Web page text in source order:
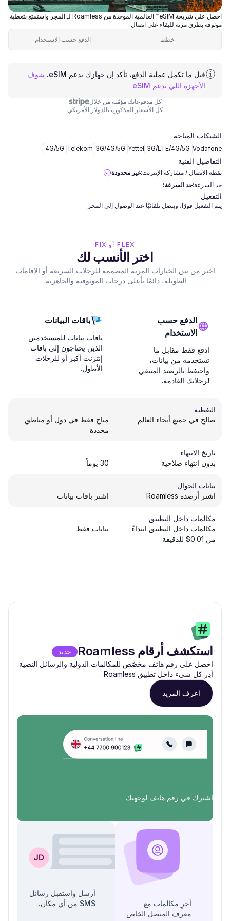
احصل على شريحة eSIM™ العالمية الموحدة من Roamless لـ المجر واستمتع بتغطية
موثوقة بطرق مرنة للبقاء على اتصال.
خطط
الدفع حسب الاستخدام
قبل ما تكمل عملية الدفع، تأكد إن جهازك يدعم eSIM.
شوف
الأجهزة اللي تدعم eSIM
كل مدفوعاتك مؤمّنة من خلال
كل الأسعار المذكورة بالدولار الأمريكي
الشبكات المتاحة
Vodafone
3G/LTE/4G/5G
Yettel
3G/4G/5G
Telekom
4G/5G
التفاصيل الفنية
نقطة الاتصال / مشاركة الإنترنت:غير محدودة
حد السرعة:حد السرعة:
التفعيل
يتم التفعيل فورًا، ويتصل تلقائيًا عند الوصول إلى المجر
FLEX أو FIX
اختر الأنسب لك
اختر من بين الخيارات المرنة المصممة للرحلات السريعة أو الإقامات
الطويلة، دائمًا بأعلى درجات الموثوقية والجاهزية.
الدفع حسب
الاستخدام
ادفع فقط مقابل ما
تستخدمه من بيانات،
واحتفظ بالرصيد المتبقي
لرحلاتك القادمة.
باقات البيانات
باقات بيانات للمستخدمين
الذين يحتاجون إلى باقات
إنترنت أكبر أو للرحلات
الأطول.
التغطية
صالح في جميع أنحاء العالم
متاح فقط في دول أو مناطق
محددة
تاريخ الانتهاء
بدون انتهاء صلاحية
30 يوماً
بيانات الجوال
اشتر أرصدة Roamless
اشتر باقات بيانات
مكالمات داخل التطبيق
مكالمات داخل التطبيق ابتداءً
من 0.01$ للدقيقة
بيانات فقط
استكشف أرقام Roamless
جديد
احصل على رقم هاتف مخصّص للمكالمات الدولية والرسائل النصية.
أدِر كل شيء داخل تطبيق Roamless.
اعرف المزيد
اشترك في رقم هاتف لوجهتك
أجرِ مكالمات مع
معرف المتصل الخاص
أرسل واستقبل رسائل
SMS من أي مكان.